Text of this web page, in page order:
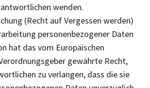
wenden.
(Recht auf Vergessen werden)
personenbezogener Daten
hat das vom Europäischen
gewährte Recht,
zu verlangen, dass die sie